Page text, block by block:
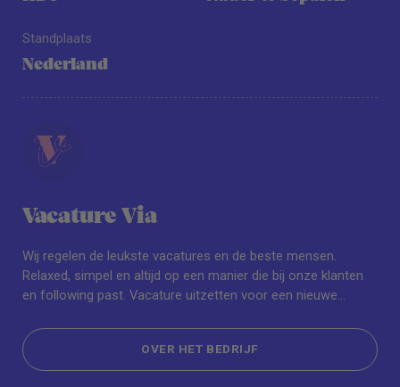
Standplaats
Nederland
Vacature Via
Wij regelen de leukste vacatures en de beste mensen.
Relaxed, simpel en altijd op een manier die bij onze klanten
en following past. Vacature uitzetten voor een nieuwe
voor je. Op zoek naar je nieuwe droombaan? Ook dan ben je
bij ons aan het juiste adres. You name it, wij regelen het.
OVER HET BEDRIJF